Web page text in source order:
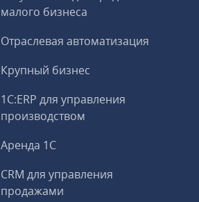
малого бизнеса
Отраслевая автоматизация
Крупный бизнес
1С:ERP для управления
производством
Аренда 1С
CRM для управления
продажами